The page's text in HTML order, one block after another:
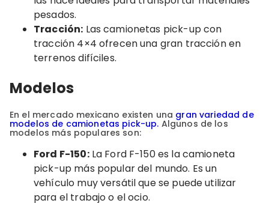
pesados.
Tracción: Las camionetas pick-up con
tracción 4×4 ofrecen una gran tracción en
terrenos difíciles.
Modelos
En el mercado mexicano existen una gran variedad de
modelos de camionetas pick-up. Algunos de los
modelos más populares son:
Ford F-150:La Ford F-150 es la camioneta
pick-up más popular del mundo. Es un
vehículo muy versátil que se puede utilizar
para el trabajo o el ocio.